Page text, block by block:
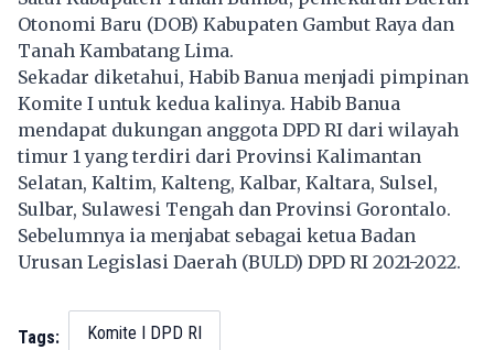
Otonomi Baru (DOB) Kabupaten Gambut Raya dan
Tanah Kambatang Lima.
Sekadar diketahui, Habib Banua menjadi pimpinan
Komite I untuk kedua kalinya. Habib Banua
mendapat dukungan anggota DPD RI dari wilayah
timur 1 yang terdiri dari Provinsi Kalimantan
Selatan, Kaltim, Kalteng, Kalbar, Kaltara, Sulsel,
Sulbar, Sulawesi Tengah dan Provinsi Gorontalo.
Sebelumnya ia menjabat sebagai ketua Badan
Urusan Legislasi Daerah (BULD) DPD RI 2021-2022.
Tags: Komite I DPD RI